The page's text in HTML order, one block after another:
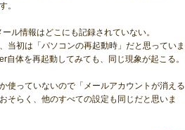
。
ル情報はどこにも記録されていない。
当初は「パソコンの再起動時」だと思っていま
自体を再起動してみても、同じ現象が起こる。
使っていないので「メールアカウントが消える
そらく、他のすべての設定も同じだと思いま